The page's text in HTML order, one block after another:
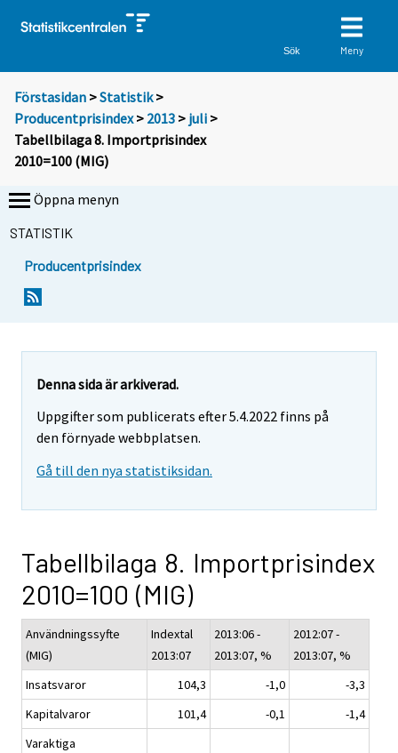
Sök Meny
Förstasidan >Statistik >
Producentprisindex> 2013 > juli >
Tabellbilaga 8. Importprisindex
2010=100 (MIG)
Öppna menyn
STATISTIK
Producentprisindex
Denna sida är arkiverad.
Uppgifter som publicerats efter 5.4.2022 finns på
den förnyade webbplatsen.
Gå till den nya statistiksidan.
Tabellbilaga 8. Importprisindex
2010=100 (MIG)
Användningssyfte
(MIG)
Indextal
2013:07
2013:06 -
2013:07, %
2012:07 -
2013:07, %
Insatsvaror
104,3 -1,0
-3,3
Kapitalvaror
101,4 -0,1
-1,4
Varaktiga